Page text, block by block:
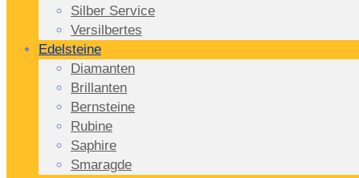
Silber Service
Versilbertes
Edelsteine
Diamanten
Brillanten
Bernsteine
Rubine
Saphire
Smaragde